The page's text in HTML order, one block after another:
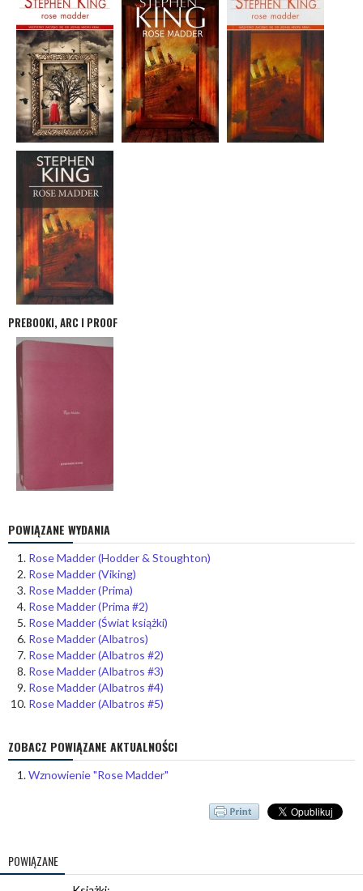
PREBOOKI, ARC I PROOF
POWIĄZANE WYDANIA
Rose Madder (Hodder & Stoughton)
Rose Madder (Viking)
Rose Madder (Prima)
Rose Madder (Prima #2)
Rose Madder (Świat książki)
Rose Madder (Albatros)
Rose Madder (Albatros #2)
Rose Madder (Albatros #3)
Rose Madder (Albatros #4)
Rose Madder (Albatros #5)
ZOBACZ POWIĄZANE AKTUALNOŚCI
Wznowienie "Rose Madder"
POWIĄZANE